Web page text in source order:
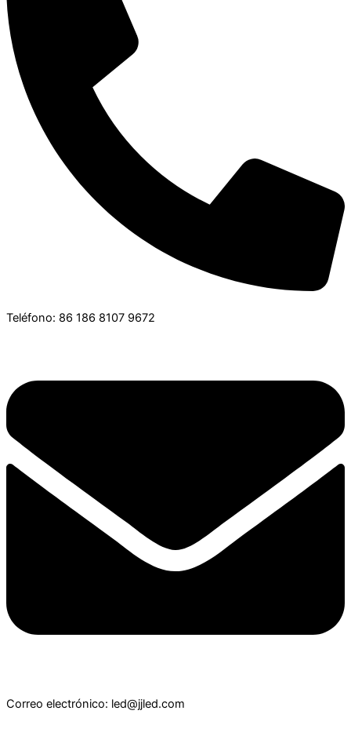
Teléfono: 86 186 8107 9672
Correo electrónico: led@jjled.com